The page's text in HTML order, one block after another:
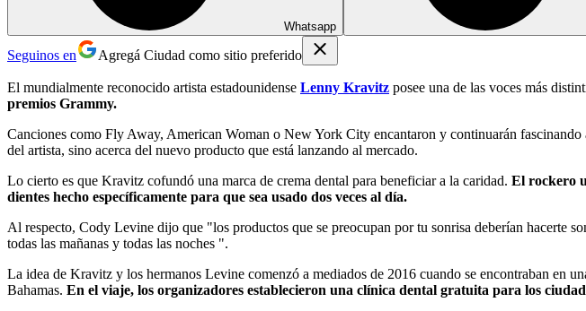
Whatsapp
Seguinos en Agregá Ciudad como sitio preferido
El mundialmente reconocido artista estadounidense Lenny Kravitz posee una de las voces más
premios Grammy.
Canciones como Fly Away, American Woman o New York City encantaron y continuarán
del artista, sino acerca del nuevo producto que está lanzando al mercado.
Lo cierto es que Kravitz cofundó una marca de crema dental para beneficiar a la caridad. El rockero
dientes hecho específicamente para que sea usado dos veces al día.
Al respecto, Cody Levine dijo que "los productos que se preocupan por tu sonrisa deberían hacerte
todas las mañanas y todas las noches ".
La idea de Kravitz y los hermanos Levine comenzó a mediados de 2016 cuando se encontraban en
Bahamas. En el viaje, los organizadores establecieron una clínica dental gratuita para los